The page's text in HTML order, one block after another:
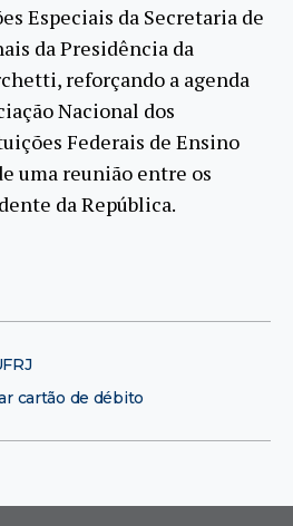
Especiais da Secretaria de
da Presidência da
reforçando a agenda
Nacional dos
Federais de Ensino
uma reunião entre os
da República.
cartão de débito